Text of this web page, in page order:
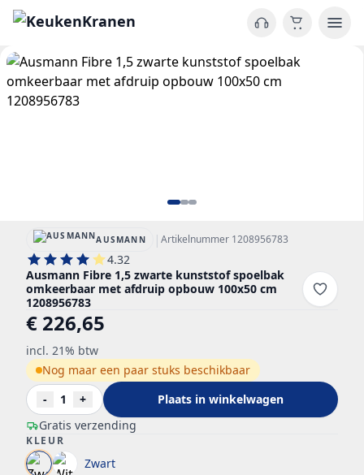
AUSMANN | Artikelnummer 1208956783
4.32
Ausmann Fibre 1,5 zwarte kunststof spoelbak
omkeerbaar met afdruip opbouw 100x50 cm
1208956783
€ 226,65
incl. 21% btw
Gratis verzending
Nog maar een paar stuks beschikbaar
-
1 + Plaats in winkelwagen
KLEUR
Zwart